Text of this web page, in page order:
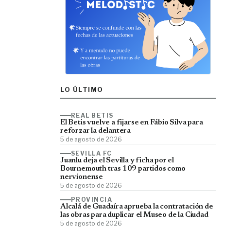
LO ÚLTIMO
REAL BETIS
El Betis vuelve a fijarse en Fábio Silva para
reforzar la delantera
5 de agosto de 2026
SEVILLA FC
Juanlu deja el Sevilla y ficha por el
Bournemouth tras 109 partidos como
nervionense
5 de agosto de 2026
PROVINCIA
Alcalá de Guadaíra aprueba la contratación de
las obras para duplicar el Museo de la Ciudad
5 de agosto de 2026